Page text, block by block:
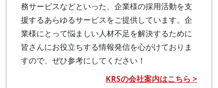
務サービスなどといった、企業様の採用活動を支
援するあらゆるサービスをご提供しています。企
業様にとって悩ましい人材不足を解決するために
皆さんにお役立ちする情報発信を心がけておりま
すので、ぜひ参考にしてください！
KRSの会社案内はこちら >